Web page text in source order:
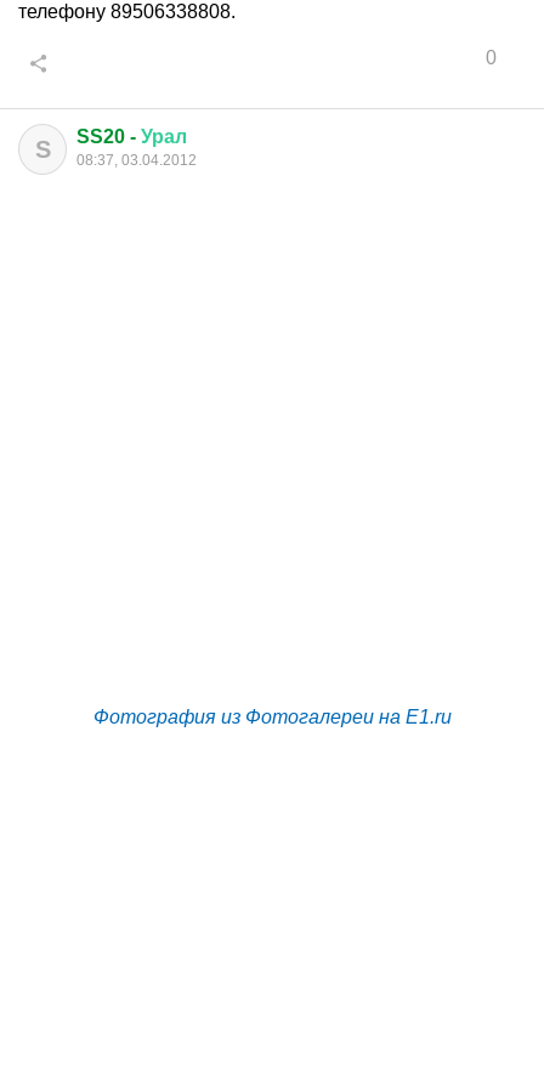
телефону 89506338808.
0
S SS20 - Урал
08:37, 03.04.2012
Фотография из Фотогалереи на E1.ru